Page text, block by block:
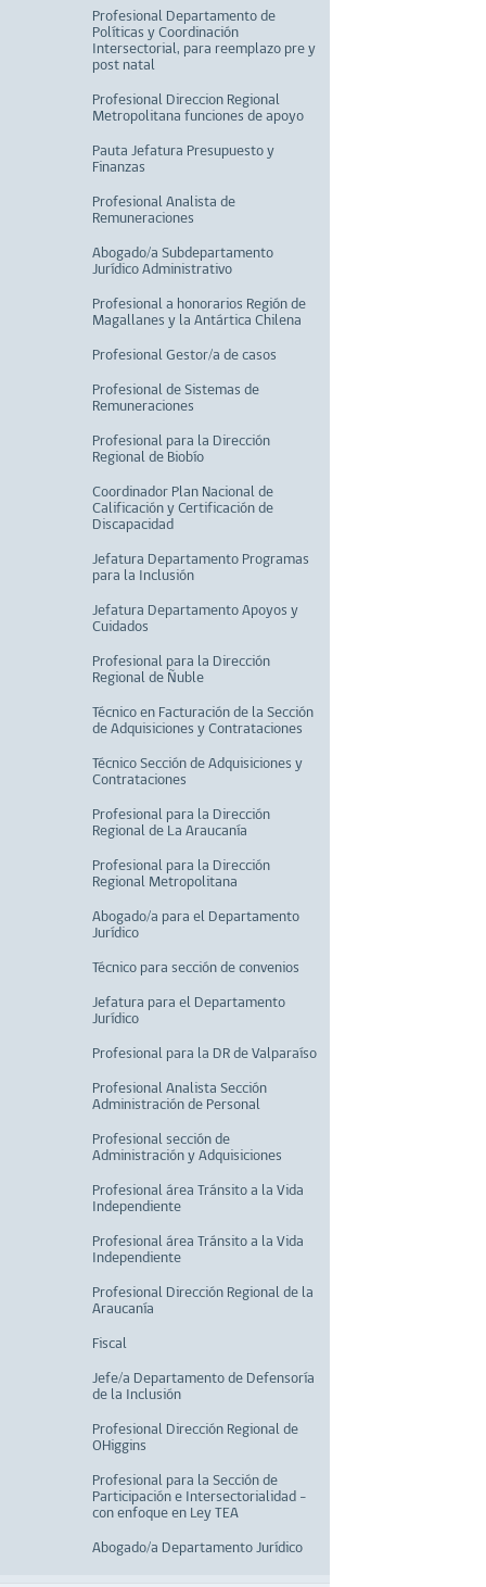
Profesional Departamento de
Políticas y Coordinación
Intersectorial, para reemplazo pre y
post natal
Profesional Direccion Regional
Metropolitana funciones de apoyo
Pauta Jefatura Presupuesto y
Finanzas
Profesional Analista de
Remuneraciones
Abogado/a Subdepartamento
Jurídico Administrativo
Profesional a honorarios Región de
Magallanes y la Antártica Chilena
Profesional Gestor/a de casos
Profesional de Sistemas de
Remuneraciones
Profesional para la Dirección
Regional de Biobío
Coordinador Plan Nacional de
Calificación y Certificación de
Discapacidad
Jefatura Departamento Programas
para la Inclusión
Jefatura Departamento Apoyos y
Cuidados
Profesional para la Dirección
Regional de Ñuble
Técnico en Facturación de la Sección
de Adquisiciones y Contrataciones
Técnico Sección de Adquisiciones y
Contrataciones
Profesional para la Dirección
Regional de La Araucanía
Profesional para la Dirección
Regional Metropolitana
Abogado/a para el Departamento
Jurídico
Técnico para sección de convenios
Jefatura para el Departamento
Jurídico
Profesional para la DR de Valparaíso
Profesional Analista Sección
Administración de Personal
Profesional sección de
Administración y Adquisiciones
Profesional área Tránsito a la Vida
Independiente
Profesional área Tránsito a la Vida
Independiente
Profesional Dirección Regional de la
Araucanía
Fiscal
Jefe/a Departamento de Defensoría
de la Inclusión
Profesional Dirección Regional de
OHiggins
Profesional para la Sección de
Participación e Intersectorialidad –
con enfoque en Ley TEA
Abogado/a Departamento Jurídico